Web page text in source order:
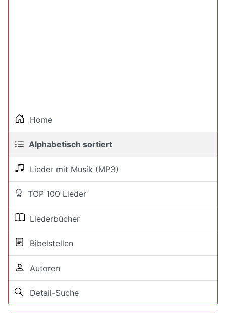
Home
Alphabetisch sortiert
Lieder mit Musik (MP3)
TOP 100 Lieder
Liederbücher
Bibelstellen
Autoren
Detail-Suche